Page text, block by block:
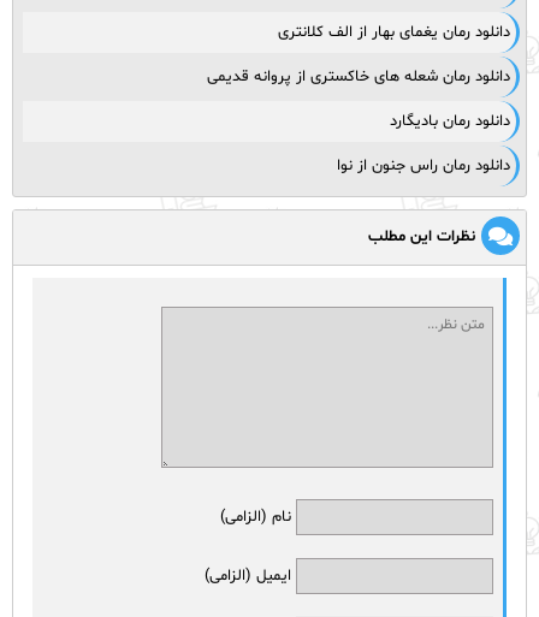
دانلود رمان یغمای بهار از الف کلانتری
دانلود رمان شعله های خاکستری از پروانه قدیمی
دانلود رمان بادیگارد
دانلود رمان راس جنون از نوا
نظرات این مطلب
نام (الزامی)
ایمیل (الزامی)